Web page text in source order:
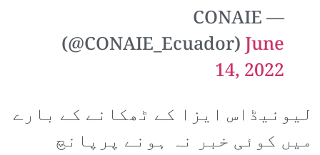
— CONAIE
(@CONAIE_Ecuador)June
14, 2022
لیونیڈاس ایزا کے ٹھکانے کے بارے
میں کوئی خبر نہ ہونے پرپانچ